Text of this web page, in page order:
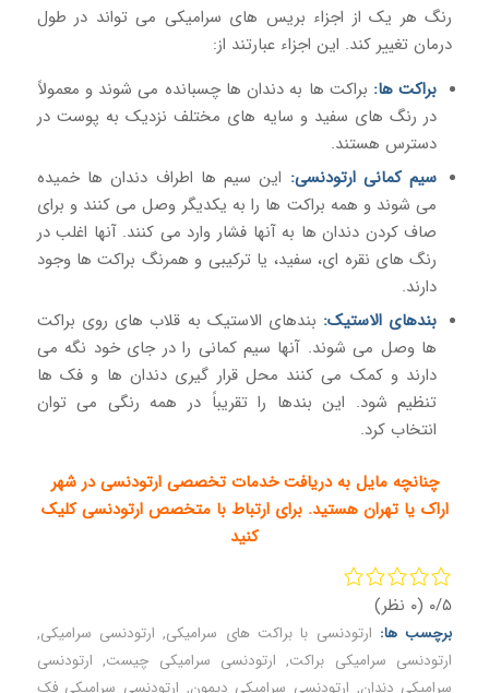
رنگ هر یک از اجزاء بریس های سرامیکی می تواند در طول
درمان تغییر کند. این اجزاء عبارتند از:
براکت ها: براکت ها به دندان ها چسبانده می شوند و معمولاً
در رنگ های سفید و سایه های مختلف نزدیک به پوست در
دسترس هستند.
سیم کمانی ارتودنسی: این سیم ها اطراف دندان ها خمیده
می شوند و همه براکت ها را به یکدیگر وصل می کنند و برای
صاف کردن دندان ها به آنها فشار وارد می کنند. آنها اغلب در
رنگ های نقره ای، سفید، یا ترکیبی و همرنگ براکت ها وجود
دارند.
بندهای الاستیک: بندهای الاستیک به قلاب های روی براکت
ها وصل می شوند. آنها سیم کمانی را در جای خود نگه می
دارند و کمک می کنند محل قرار گیری دندان ها و فک ها
تنظیم شود. این بندها را تقریباً در همه رنگی می توان
انتخاب کرد.
چنانچه مایل به دریافت خدمات تخصصی ارتودنسی در شهر
اراک یا تهران هستید. برای ارتباط بامتخصص ارتودنسیکلیک
کنید
۰/۵ (۰ نظر)
برچسب ها: ارتودنسی با براکت های سرامیکی, ارتودنسی سرامیکی,
ارتودنسی سرامیکی براکت, ارتودنسی سرامیکی چیست, ارتودنسی
سرامیکی دندان, ارتودنسی سرامیکی دیمون, ارتودنسی سرامیکی فک